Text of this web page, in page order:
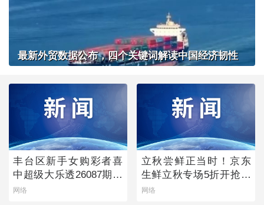
最新外贸数据公布，四个关键词解读中国经济韧性
丰台区新手女购彩者喜
中超级大乐透26087期一
等奖
网络
立秋尝鲜正当时！京东
生鲜立秋专场5折开抢，
承包你的秋日餐桌
网络